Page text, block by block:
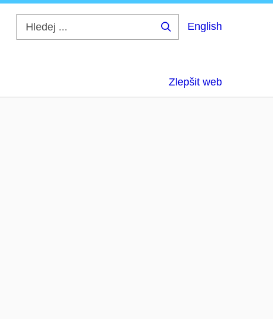
English
Zlepšit web